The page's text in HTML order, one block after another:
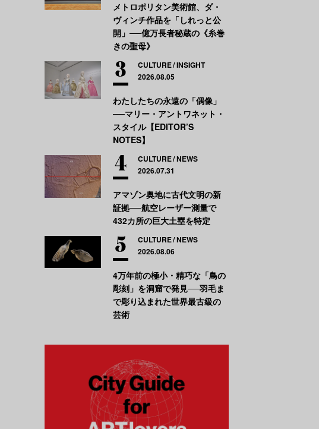
メトロポリタン美術館、ダ・
ヴィンチ作品を「しれっと公
開」──億万長者秘蔵の《糸巻
きの聖母》
CULTURE INSIGHT
2026.08.05
わたしたちの永遠の「偶像」
──マリー・アントワネット・
スタイル【EDITOR’S
NOTES】
CULTURE NEWS
2026.07.31
アマゾン奥地に古代文明の新
証拠──航空レーザー測量で
432カ所の巨大土塁を特定
CULTURE NEWS
2026.08.06
4万年前の極小・精巧な「鳥の
彫刻」を洞窟で発見──羽毛ま
で彫り込まれた世界最古級の
芸術